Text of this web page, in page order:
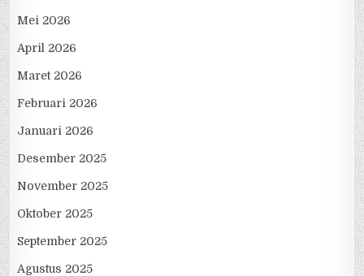
Mei 2026
April 2026
Maret 2026
Februari 2026
Januari 2026
Desember 2025
November 2025
Oktober 2025
September 2025
Agustus 2025